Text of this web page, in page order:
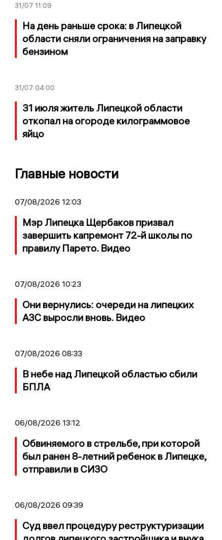
31/07 11:09
На день раньше срока: в Липецкой
области сняли ограничения на заправку
бензином
31/07 04:00
31 июля житель Липецкой области
откопал на огороде килограммовое
яйцо
Главные новости
07/08/2026 12:03
Мэр Липецка Щербаков призвал
завершить капремонт 72-й школы по
правилу Парето. Видео
07/08/2026 10:23
Они вернулись: очереди на липецких
АЗС выросли вновь. Видео
07/08/2026 08:33
В небе над Липецкой областью сбили
БПЛА
06/08/2026 13:12
Обвиняемого в стрельбе, при которой
был ранен 8-летний ребенок в Липецке,
отправили в СИЗО
06/08/2026 09:39
Суд ввел процедуру реструктуризации